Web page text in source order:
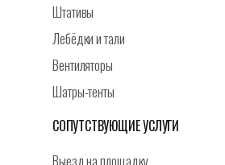
Штативы
Лебёдки и тали
Вентиляторы
Шатры-тенты
СОПУТСТВУЮЩИЕ УСЛУГИ
Выезд на площадку